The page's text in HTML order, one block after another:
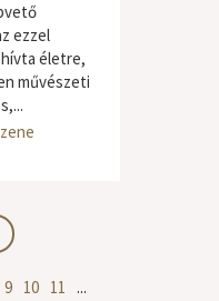
ezzel
életre,
művészeti
9 10 11 ...